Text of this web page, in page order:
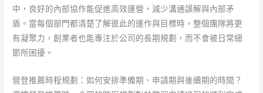
中，良好的內部協作能促進高效運營，減少溝通誤解與內部矛
盾。當每個部門都清楚了解彼此的運作與目標時，整個團隊將更
有凝聚力，創業者也能專注於公司的長期規劃，而不會被日常細
節所困擾。
營登推薦時程規劃：如何安排準備期、申請期與後續期的時間？